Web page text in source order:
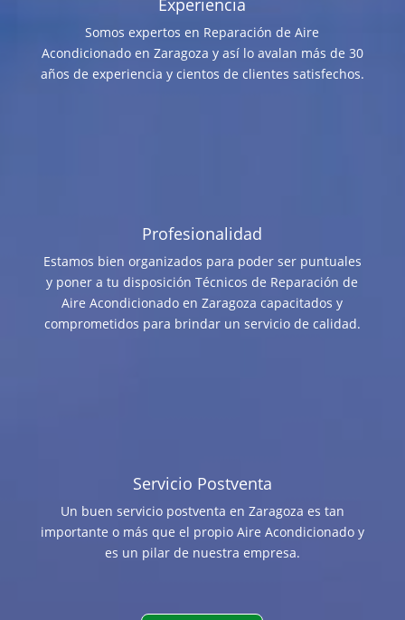
Experiencia
Somos expertos en Reparación de Aire
Acondicionado en Zaragoza y así lo avalan más de 30
años de experiencia y cientos de clientes satisfechos.
Profesionalidad
Estamos bien organizados para poder ser puntuales
y poner a tu disposición Técnicos de Reparación de
Aire Acondicionado en Zaragoza capacitados y
comprometidos para brindar un servicio de calidad.
Servicio Postventa
Un buen servicio postventa en Zaragoza es tan
importante o más que el propio Aire Acondicionado y
es un pilar de nuestra empresa.